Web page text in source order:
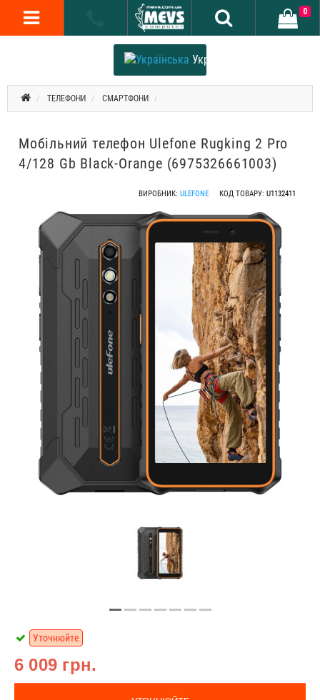
Українська
0
ТЕЛЕФОНИ СМАРТФОНИ
Мобільний телефон Ulefone Rugking 2 Pro
4/128 Gb Black-Orange (6975326661003)
ВИРОБНИК: ULEFONE КОД ТОВАРУ: U1132411
6 009 грн.
Уточнюйте